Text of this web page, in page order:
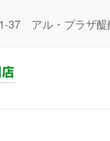
37 アル・プラザ醍